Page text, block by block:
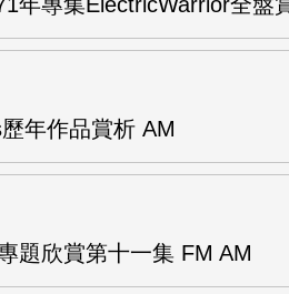
年作品賞析 AM
題欣賞第十一集 FM AM